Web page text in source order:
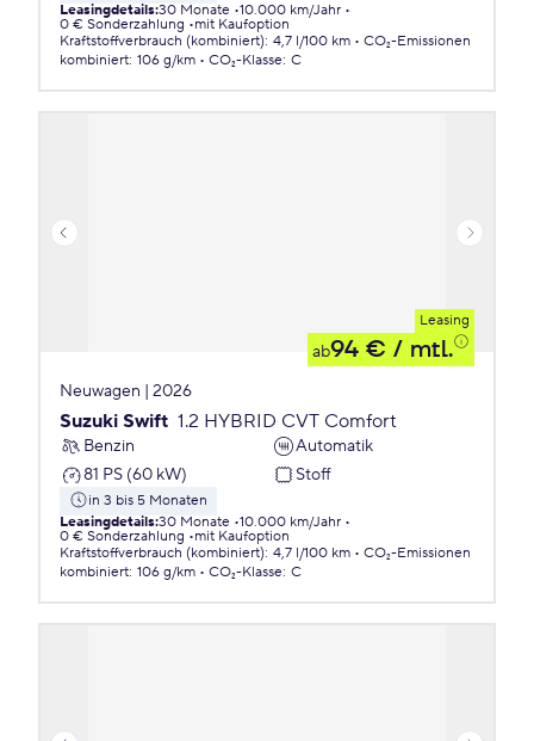
Leasingdetails:30 Monate 10.000 km/Jahr
0 € Sonderzahlung
mit Kaufoption
Kraftstoffverbrauch (kombiniert): 4,7 l/100 km
CO₂-Emissionen
kombiniert: 106 g/km CO₂-Klasse: C
Leasing
ab94 € / mtl.
Neuwagen | 2026
Suzuki Swift 1.2 HYBRID CVT Comfort
Benzin
Automatik
81 PS (60 kW)
Stoff
in 3 bis 5 Monaten
Leasingdetails:30 Monate 10.000 km/Jahr
0 € Sonderzahlung
mit Kaufoption
Kraftstoffverbrauch (kombiniert): 4,7 l/100 km
CO₂-Emissionen
kombiniert: 106 g/km CO₂-Klasse: C